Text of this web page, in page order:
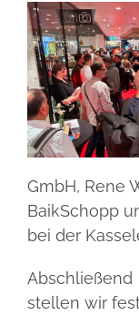
GmbH, Rene
BaikSchopp
bei der
Abschließend
stellen wir